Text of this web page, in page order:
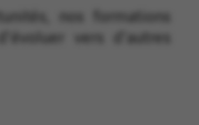
nos formations
vers d'autres